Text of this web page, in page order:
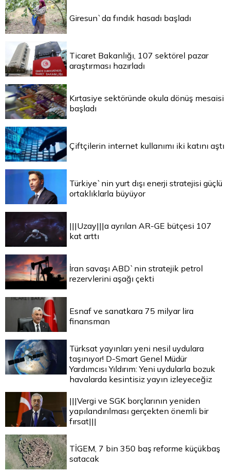
Giresun`da fındık hasadı başladı
Ticaret Bakanlığı, 107 sektörel pazar
araştırması hazırladı
Kırtasiye sektöründe okula dönüş mesaisi
başladı
Çiftçilerin internet kullanımı iki katını aştı
Türkiye`nin yurt dışı enerji stratejisi güçlü
ortaklıklarla büyüyor
|||Uzay|||a ayrılan AR-GE bütçesi 107
kat arttı
İran savaşı ABD`nin stratejik petrol
rezervlerini aşağı çekti
Esnaf ve sanatkara 75 milyar lira
finansman
Türksat yayınları yeni nesil uydulara
taşınıyor! D-Smart Genel Müdür
Yardımcısı Yıldırım: Yeni uydularla bozuk
havalarda kesintisiz yayın izleyeceğiz
|||Vergi ve SGK borçlarının yeniden
yapılandırılması gerçekten önemli bir
fırsat|||
TİGEM, 7 bin 350 baş reforme küçükbaş
satacak